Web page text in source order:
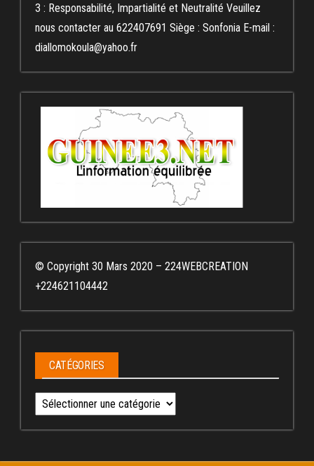
3 : Responsabilité, Impartialité et Neutralité Veuillez
nous contacter au 622407691 Siège : Sonfonia E-mail :
diallomokoula@yahoo.fr
© Copyright 30 Mars 2020 – 224WEBCREATION
+224621104442
CATÉGORIES
Catégories